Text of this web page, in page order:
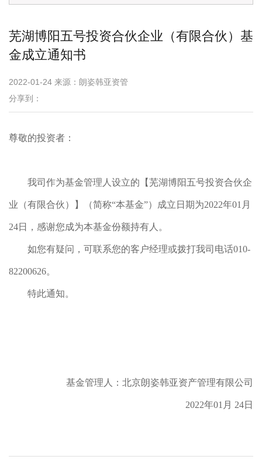
芜湖博阳五号投资合伙企业（有限合伙）基
金成立通知书
2022-01-24 来源：朗姿韩亚资管
分享到：
尊敬的投资者：
我司作为基金管理人设立的【芜湖博阳五号投资合伙企
业（有限合伙）】（简称“本基金”）成立日期为2022年01月
24日，感谢您成为本基金份额持有人。
如您有疑问，可联系您的客户经理或拨打我司电话010-
82200626。
特此通知。
基金管理人：北京朗姿韩亚资产管理有限公司
2022年01月 24日